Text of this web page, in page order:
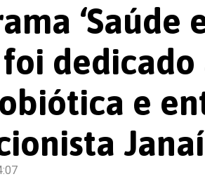
‘Saúde
foi
e